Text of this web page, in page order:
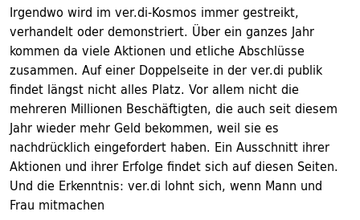
Irgendwo wird im ver.di-Kosmos immer gestreikt,
verhandelt oder demonstriert. Über ein ganzes Jahr
kommen da viele Aktionen und etliche Abschlüsse
zusammen. Auf einer Doppelseite in der ver.di publik
findet längst nicht alles Platz. Vor allem nicht die
mehreren Millionen Beschäftigten, die auch seit diesem
Jahr wieder mehr Geld bekommen, weil sie es
nachdrücklich eingefordert haben. Ein Ausschnitt ihrer
Aktionen und ihrer Erfolge findet sich auf diesen Seiten.
Und die Erkenntnis: ver.di lohnt sich, wenn Mann und
Frau mitmachen